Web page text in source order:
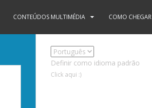
CONTEÚDOS MULTIMÉDIA COMO CHEGAR
Definir como idioma padrão
Click aqui :)